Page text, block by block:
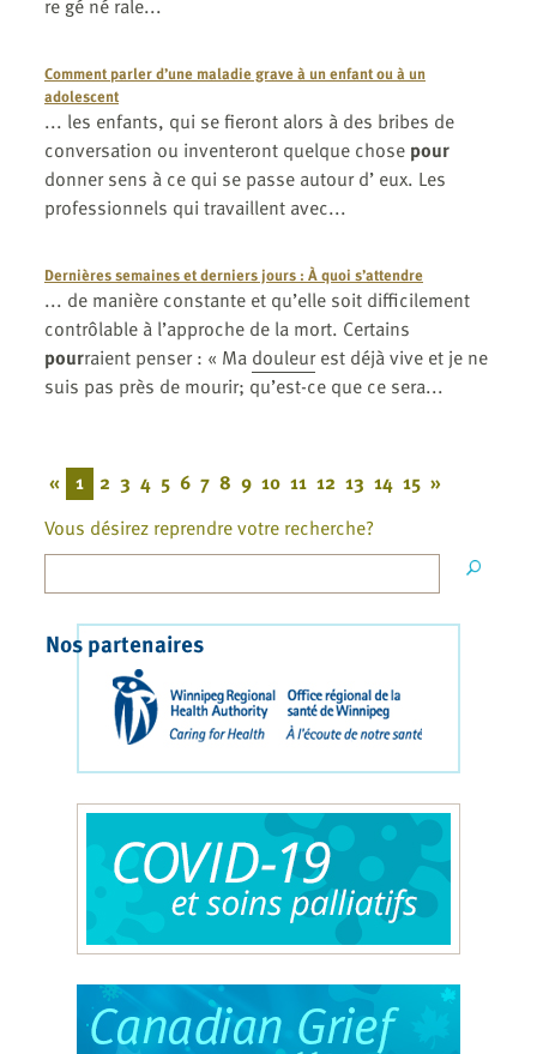
re gé né rale...
Comment parler d’une maladie grave à un enfant ou à un
adolescent
... les enfants, qui se fieront alors à des bribes de
conversation ou inventeront quelque chose pour
donner sens à ce qui se passe autour d’ eux. Les
professionnels qui travaillent avec...
Dernières semaines et derniers jours : À quoi s’attendre
... de manière constante et qu’elle soit difficilement
contrôlable à l’approche de la mort. Certains
pourraient penser : « Ma douleurest déjà vive et je ne
suis pas près de mourir; qu’est-ce que ce sera...
« 1 2 3 4 5 6 7 8 9 10 11 12 13 14 15 »
Vous désirez reprendre votre recherche?
Nos partenaires